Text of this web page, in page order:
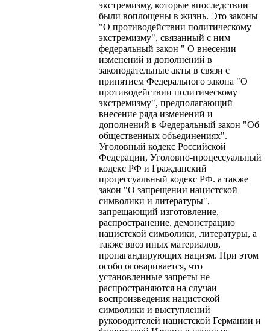
экстремизму, которые впоследствии
были воплощены в жизнь. Это законы
"О противодействии политическому
экстремизму", связанный с ним
федеральный закон " О внесении
изменений и дополнений в
законодательные акты в связи с
принятием Федерального закона "О
противодействии политическому
экстремизму", предполагающий
внесение ряда изменений и
дополнений в Федеральный закон "Об
общественных объединениях".
Уголовный кодекс Российской
Федерации, Уголовно-процессуальный
кодекс РФ и Гражданский
процессуальный кодекс РФ. а также
закон "О запрещении нацистской
символики и литературы",
запрещающий изготовление,
распространение, демонстрацию
нацистской символики, литературы, а
также ввоз иных материалов,
пропагандирующих нацизм. При этом
особо оговаривается, что
установленные запреты не
распространяются на случаи
воспроизведения нацистской
символики и выступлений
руководителей нацистской Германии и